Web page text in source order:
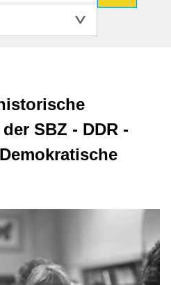
SBZ - DDR -